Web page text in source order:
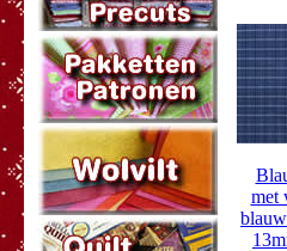
met